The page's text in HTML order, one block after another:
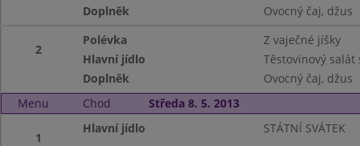
Doplněk
Ovocný čaj, džus
2
Polévka
Z vaječné jíšky
Hlavní jídlo
Těstovinový salát
Doplněk
Ovocný čaj, džus
Menu
Chod Středa 8. 5. 2013
1
Hlavní jídlo STÁTNÍ SVÁTEK